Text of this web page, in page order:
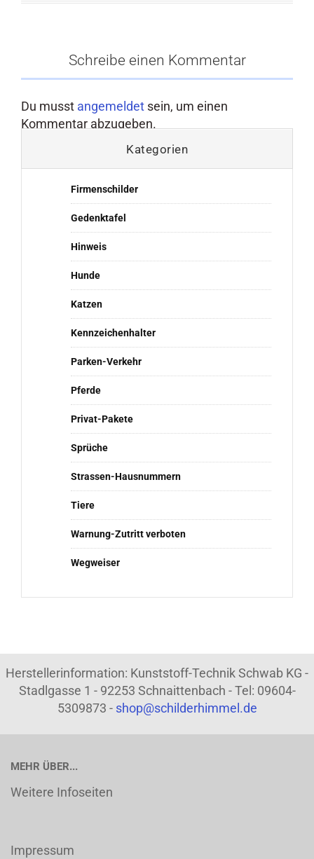
Schreibe einen Kommentar
Du musst angemeldet sein, um einen
Kommentar abzugeben.
Kategorien
Firmenschilder
Gedenktafel
Hinweis
Hunde
Katzen
Kennzeichenhalter
Parken-Verkehr
Pferde
Privat-Pakete
Sprüche
Strassen-Hausnummern
Tiere
Warnung-Zutritt verboten
Wegweiser
Herstellerinformation: Kunststoff-Technik Schwab KG -
Stadlgasse 1 - 92253 Schnaittenbach - Tel: 09604-
5309873 - shop@schilderhimmel.de
MEHR ÜBER...
Weitere Infoseiten
Impressum